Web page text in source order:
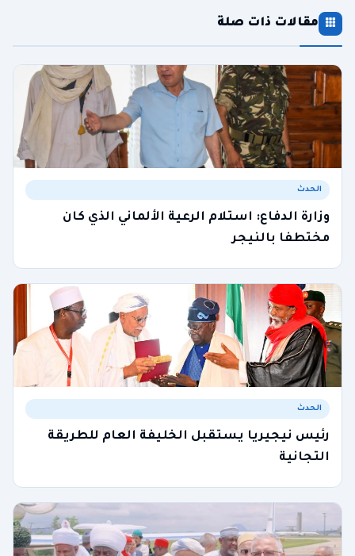
مقالات ذات صلة
الحدث
وزارة الدفاع: استلام الرعية الألماني الذي كان
مختطفا بالنيجر
الحدث
رئيس نيجيريا يستقبل الخليفة العام للطريقة
التجانية